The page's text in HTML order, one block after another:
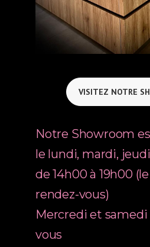
VISITEZ NOTRE
Notre Showroom
le lundi, mardi,
de 14h00 à 19h00
rendez-vous)
Mercredi et samedi
vous